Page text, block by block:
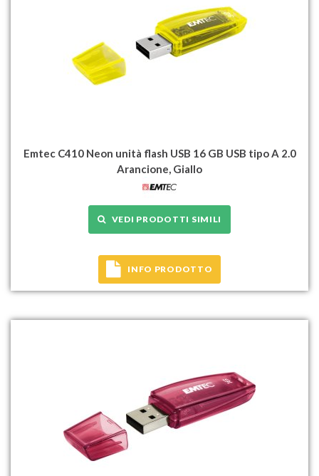
Emtec C410 Neon unità flash USB 16 GB USB tipo A 2.0
Arancione, Giallo
VEDI PRODOTTI SIMILI
INFO PRODOTTO